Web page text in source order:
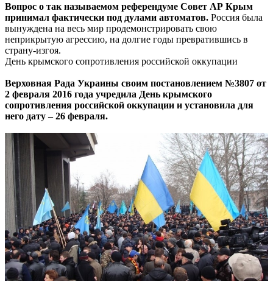
Вопрос о так называемом референдуме Совет АР Крым
принимал фактически под дулами автоматов. Россия была
вынуждена на весь мир продемонстрировать свою
неприкрытую агрессию, на долгие годы превратившись в
страну-изгоя.
День крымского сопротивления российской оккупации
Верховная Рада Украины своим постановлением №3807 от
2 февраля 2016 года учредила День крымского
сопротивления российской оккупации и установила для
него дату – 26 февраля.